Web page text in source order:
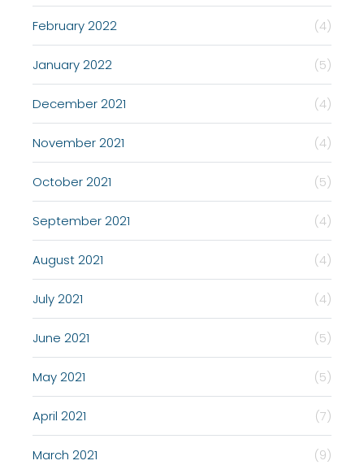
February 2022 (4)
January 2022 (5)
December 2021 (4)
November 2021 (4)
October 2021 (5)
September 2021 (4)
August 2021 (4)
July 2021 (4)
June 2021 (5)
May 2021 (5)
April 2021 (7)
March 2021 (9)